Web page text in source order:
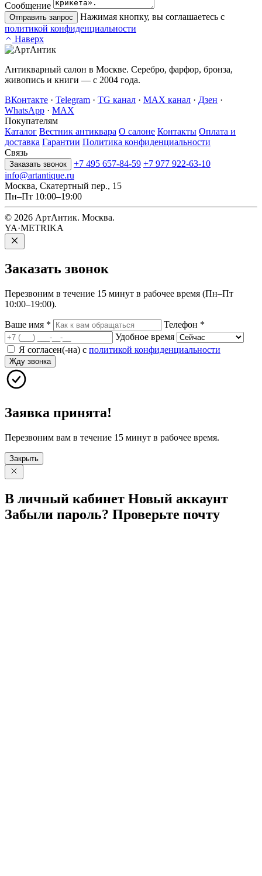
Сообщение
Отправить запрос
Нажимая кнопку, вы соглашаетесь с
политикой конфиденциальности
Наверх
Антикварный салон в Москве. Серебро, фарфор, бронза,
живопись и книги — с 2004 года.
ВКонтакте · Telegram · TG канал · MAX канал · Дзен ·
WhatsApp · MAX
Покупателям
Каталог Вестник антиквара О салоне Контакты Оплата и
доставка Гарантии Политика конфиденциальности
Связь
Заказать звонок +7 495 657-84-59 +7 977 922-63-10
info@artantique.ru
Москва, Скатертный пер., 15
Пн–Пт 10:00–19:00
© 2026 АртАнтик. Москва.
YA·METRIKA
Заказать звонок
Перезвоним в течение 15 минут в рабочее время (Пн–Пт
10:00–19:00).
Ваше имя * Телефон *
Удобное время
Я согласен(-на) с политикой конфиденциальности
Жду звонка
Заявка принята!
Перезвоним вам в течение 15 минут в рабочее время.
Закрыть
В личный кабинет Новый аккаунт
Забыли пароль? Проверьте почту